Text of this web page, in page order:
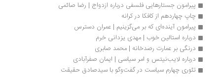
پیرامون جستارهایی فلسفی درباره ازدواج | رضا صائمی
چاپ چهاردهم از کافکا در کرانه
پیرامون آینده‌ای که بر می‌گزینیم | عمران دسترس
درباره استالین خوب | مهدی یزدانی خرم
درنگی بر عمارت رصدخانه | محمد صابری
درباره لایب‌نیتس و امر سیاسی | ایمان صفرآبادی
تئوری چهارم سیاست در گفت‌وگو با سیدصادق حقیقت